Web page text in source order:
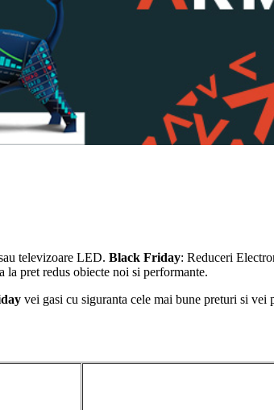
televizoare LED. Black Friday: Reduceri
pret redus obiecte noi si performante.
vei gasi cu siguranta cele mai bune preturi si vei